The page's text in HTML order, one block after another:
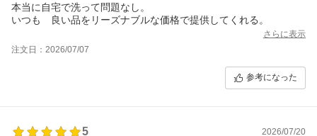
本当に自宅で洗って問題なし。
いつも 良い品をリーズナブルな価格で提供してくれる。
さらに表示
注文日：2026/07/07
参考になった
5
2026/07/20